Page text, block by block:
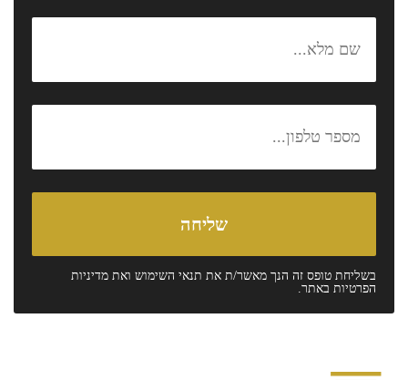
בשליחת טופס זה הנך מאשר/ת את תנאי השימוש ואת מדיניות
הפרטיות באתר.